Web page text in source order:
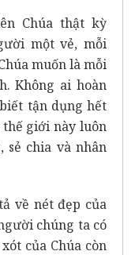
Chúa thật kỳ
một vẻ, mỗi
muốn là mỗi
Không ai hoàn
tận dụng hết
thế giới này luôn
sẻ chia và nhân
về nét đẹp của
chúng ta có
của Chúa còn